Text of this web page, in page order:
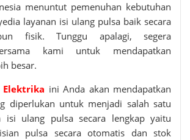
menuntut pemenuhan kebutuhan
layanan isi ulang pulsa baik secara
fisik. Tunggu apalagi, segera
kami untuk mendapatkan
besar.
Elektrika ini Anda akan mendapatkan
diperlukan untuk menjadi salah satu
isi ulang pulsa secara lengkap yaitu
pulsa secara otomatis dan stok